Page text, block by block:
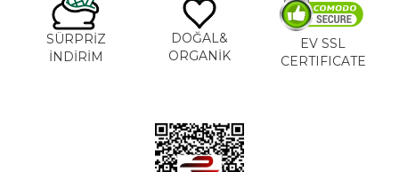
SÜRPRİZ
İNDİRİM
DOĞAL&
ORGANİK
EV SSL
CERTIFICATE